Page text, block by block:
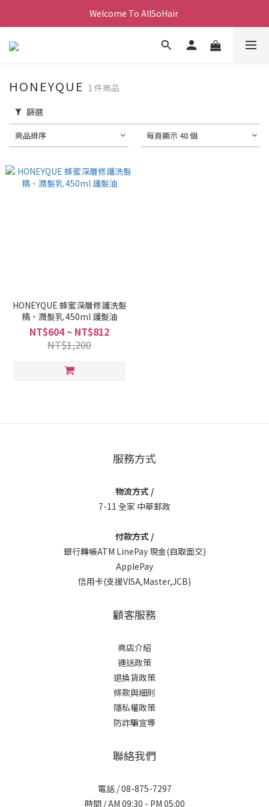
Welcome To AllSoHair
HONEYQUE 1 件商品
篩選
商品排序 每頁顯示 48 個
HONEYQUE 蜂蜜深層修護洗髮
精、潤髮乳 450ml 護髮油
NT$604 ~ NT$812
NT$1,200
服務方式
物流方式 /
7-11 全家 中華郵政
付款方式 /
銀行轉帳ATM LinePay 現金(自取面交)
ApplePay
信用卡(支援VISA,Master,JCB)
顧客服務
商店介紹
運送政策
退換貨政策
條款與細則
隱私權政策
防詐騙宣導
聯絡我們
電話 / 08-875-7297
時間 / AM 09:30 - PM 05:00